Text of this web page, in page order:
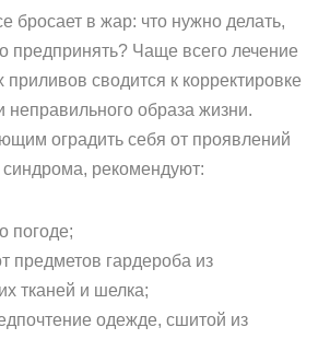
бросает в жар: что нужно делать,
предпринять? Чаще всего лечение
приливов сводится к корректировке
неправильного образа жизни.
оградить себя от проявлений
синдрома, рекомендуют:
погоде;
предметов гардероба из
тканей и шелка;
одежде, сшитой из